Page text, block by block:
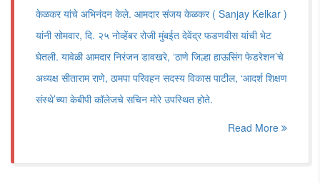
केळकर यांचे अभिनंदन केले. आमदार संजय केळकर ( Sanjay Kelkar )
यांनी सोमवार, दि. २५ नोव्हेंबर रोजी मुंबईत देवेंद्र फडणवीस यांची भेट
घेतली. यावेळी आमदार निरंजन डावखरे, ‘ठाणे जिल्हा हाऊसिंग फेडरेशन’चे
अध्यक्ष सीताराम राणे, ठामपा परिवहन सदस्य विकास पाटील, ‘आदर्श शिक्षण
संस्थे’च्या केबीपी कॉलेजचे सचिन मोरे उपस्थित होते.
Read More